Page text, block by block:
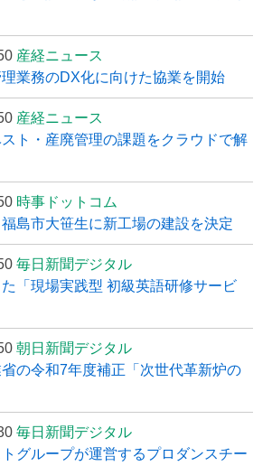
産経ニュース
業務のDX化に向けた協業を開始
産経ニュース
ト・産廃管理の課題をクラウドで解
時事ドットコム
島市大笹生に新工場の建設を決定
毎日新聞デジタル
「現場実践型 初級英語研修サービ
朝日新聞デジタル
省の令和7年度補正「次世代革新炉の
毎日新聞デジタル
グループが運営するプロダンスチー